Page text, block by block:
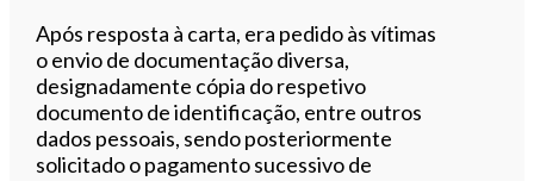
Após resposta à carta, era pedido às vítimas
o envio de documentação diversa,
designadamente cópia do respetivo
documento de identificação, entre outros
dados pessoais, sendo posteriormente
solicitado o pagamento sucessivo de